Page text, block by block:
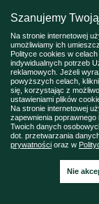
Szanujemy
Na stronie internetowej
umożliwiamy ich
Polityce cookies w
indywidualnych potrzeb
reklamowych. Jeżeli
powyższych celach,
się, korzystając z
ustawieniami plików
Na stronie internetowej
zapewnienia
Twoich danych
dot. przetwarzania
prywatności oraz w
Nie